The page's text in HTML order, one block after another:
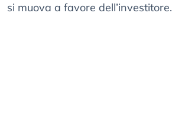
si muova a favore dell’investitore.